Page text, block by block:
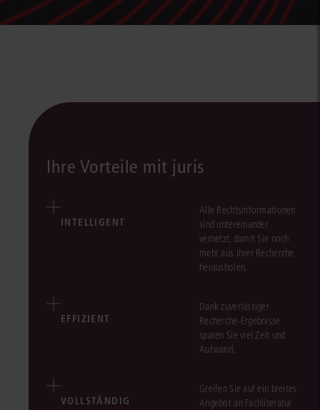
Ihre Vorteile mit juris
INTELLIGENT
Alle Rechtsinformationen
sind untereinander
vernetzt, damit Sie noch
mehr aus Ihrer Recherche
herausholen.
EFFIZIENT
Dank zuverlässiger
Recherche-Ergebnisse
sparen Sie viel Zeit und
Aufwand.
VOLLSTÄNDIG
Greifen Sie auf ein breites
Angebot an Fachliteratur